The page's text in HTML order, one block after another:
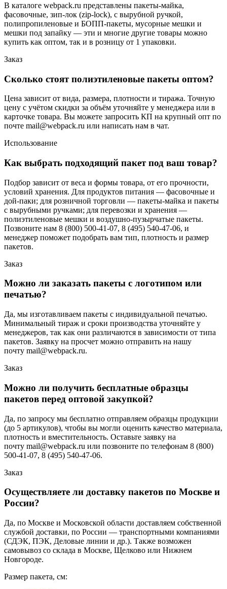
В каталоге webpack.ru представлены пакеты-майка,
фасовочные, зип-лок (zip-lock), с вырубной ручкой,
полипропиленовые и БОПП-пакеты, мусорные мешки и
мешки под запайку — эти и многие другие товары можно
купить как оптом, так и в розницу от 1 упаковки.
Заказ
Сколько стоят полиэтиленовые пакеты оптом?
Цена зависит от вида, размера, плотности и тиража. Точную
цену с учётом скидки за объём уточняйте у менеджера или в
карточке товара. Вы можете запросить КП на крупный опт по
почте mail@webpack.ru или написать нам в чат.
Использование
Как выбрать подходящий пакет под ваш товар?
Подбор зависит от веса и формы товара, от его прочности,
условий хранения. Для продуктов питания — фасовочные и
дой-паки; для розничной торговли — пакеты-майка и пакеты
с вырубными ручками; для перевозки и хранения —
полиэтиленовые мешки и воздушно-пузырчатые пакеты.
Позвоните нам 8 (800) 500-41-07, 8 (495) 540-47-06, и
менеджер поможет подобрать вам тип, плотность и размер
пакетов.
Заказ
Можно ли заказать пакеты с логотипом или
печатью?
Да, мы изготавливаем пакеты с индивидуальной печатью.
Минимальный тираж и сроки производства уточняйте у
менеджеров, так как они различаются в зависимости от типа
пакетов. Заявку на просчет можно отправить на нашу
почту mail@webpack.ru.
Заказ
Можно ли получить бесплатные образцы
пакетов перед оптовой закупкой?
Да, по запросу мы бесплатно отправляем образцы продукции
(до 5 артикулов), чтобы вы могли оценить качество материала,
плотность и вместительность. Оставьте заявку на
почту mail@webpack.ru или позвоните по телефонам 8 (800)
500-41-07, 8 (495) 540-47-06.
Заказ
Осуществляете ли доставку пакетов по Москве и
России?
Да, по Москве и Московской области доставляем собственной
службой доставки, по России — транспортными компаниями
(СДЭК, ПЭК, Деловые линии и др.). Также возможен
самовывоз со склада в Москве, Щелково или Нижнем
Новгороде.
Размер пакета, см: